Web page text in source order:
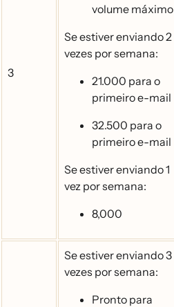
3
volume máximo
Se estiver enviando 2
vezes por semana:
21.000 para o
primeiro e-mail
32.500 para o
primeiro e-mail
Se estiver enviando 1
vez por semana:
8,000
Se estiver enviando 3
vezes por semana:
Pronto para